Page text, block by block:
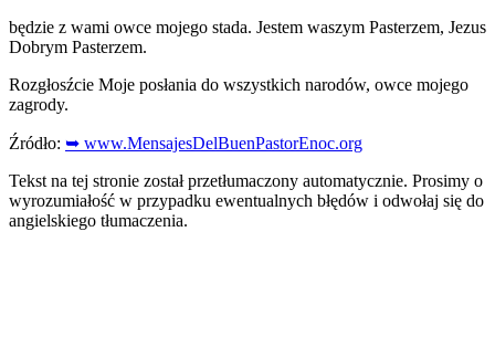
będzie z wami owce mojego stada. Jestem waszym Pasterzem, Jezus
Dobrym Pasterzem.
Rozgłosźcie Moje posłania do wszystkich narodów, owce mojego
zagrody.
Źródło: ➥ www.MensajesDelBuenPastorEnoc.org
Tekst na tej stronie został przetłumaczony automatycznie. Prosimy o
wyrozumiałość w przypadku ewentualnych błędów i odwołaj się do
angielskiego tłumaczenia.